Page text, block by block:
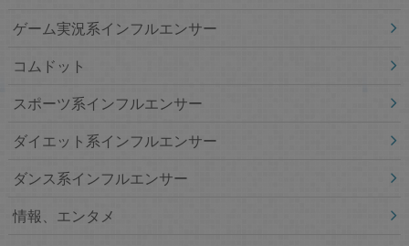
ゲーム実況系インフルエンサー
コムドット
スポーツ系インフルエンサー
ダイエット系インフルエンサー
ダンス系インフルエンサー
情報、エンタメ